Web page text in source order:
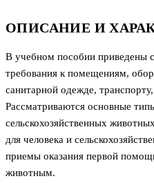
ОПИСАНИЕ И
В учебном пособии приведены
требования к помещениям,
санитарной одежде,
Рассматриваются основные
сельскохозяйственных
для человека и
приемы оказания первой
животным.